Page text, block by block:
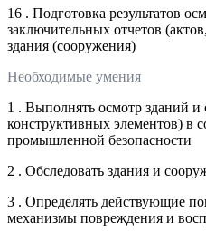
16 . Подготовка результатов
заключительных отчетов
здания (сооружения)
Необходимые умения
1 . Выполнять осмотр зданий
конструктивных элементов) в
промышленной безопасности
2 . Обследовать здания и
3 . Определять действующие
механизмы повреждения и